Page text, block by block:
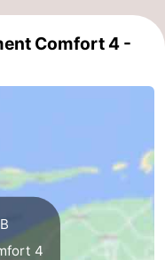
Comfort 4 -
4